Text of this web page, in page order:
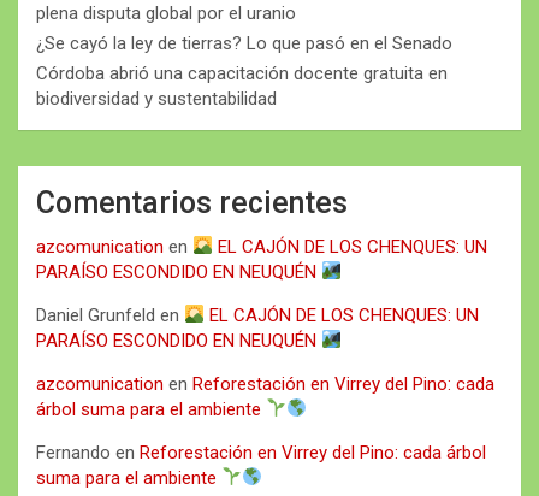
plena disputa global por el uranio
¿Se cayó la ley de tierras? Lo que pasó en el Senado
Córdoba abrió una capacitación docente gratuita en
biodiversidad y sustentabilidad
Comentarios recientes
azcomunication en
EL CAJÓN DE LOS CHENQUES: UN
PARAÍSO ESCONDIDO EN NEUQUÉN
Daniel Grunfeld en
EL CAJÓN DE LOS CHENQUES: UN
PARAÍSO ESCONDIDO EN NEUQUÉN
azcomunication en Reforestación en Virrey del Pino: cada
árbol suma para el ambiente
Fernando en Reforestación en Virrey del Pino: cada árbol
suma para el ambiente